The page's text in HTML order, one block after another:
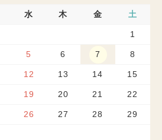
水 木 金 土
1
5 6 7 8
12 13 14 15
19 20 21 22
26 27 28 29